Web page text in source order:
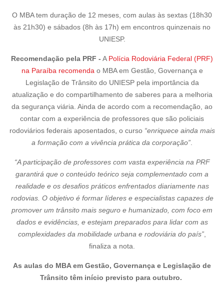
O MBA tem duração de 12 meses, com aulas às sextas (18h30
às 21h30) e sábados (8h às 17h) em encontros quinzenais no
UNIESP.
Recomendação pela PRF - A Polícia Rodoviária Federal (PRF)
na Paraíba recomenda o MBA em Gestão, Governança e
Legislação de Trânsito do UNIESP pela importância da
atualização e do compartilhamento de saberes para a melhoria
da segurança viária. Ainda de acordo com a recomendação, ao
contar com a experiência de professores que são policiais
rodoviários federais aposentados, o curso“enriquece ainda mais
a formação com a vivência prática da corporação”
“A participação de professores com vasta experiência na PRF
garantirá que o conteúdo teórico seja complementado com a
realidade e os desafios práticos enfrentados diariamente nas
rodovias. O objetivo é formar líderes e especialistas capazes de
promover um trânsito mais seguro e humanizado, com foco em
dados e evidências, e estejam preparados para lidar com as
complexidades da mobilidade urbana e rodoviária do país”
finaliza a nota.
As aulas do MBA em Gestão, Governança e Legislação de
Trânsito têm início previsto para outubro.